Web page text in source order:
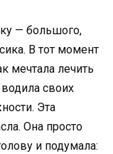
— большого,
В тот момент
мечтала лечить
своих
Эта
Она просто
и подумала: